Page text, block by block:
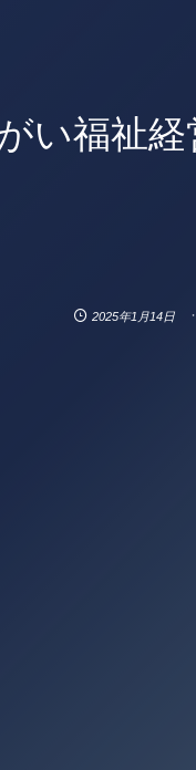
い福祉
2025年1月14日